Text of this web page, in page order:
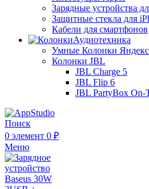
Зарядные устройства
Защитные стекла для
Кабели для смартфонов
Аудиотехника
Умные Колонки Яндекс
Колонки JBL
JBL Charge 5
JBL Flip 6
JBL PartyBox On-
Поиск
0 элемент 0 ₽
Меню